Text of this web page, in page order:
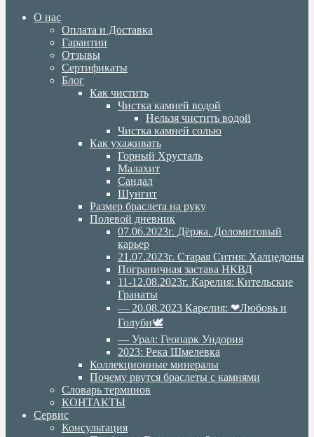
О нас
Оплата и Доставка
Гарантии
Отзывы
Сертификаты
Блог
Как чистить
Чистка камней водой
Нельзя чистить водой
Чистка камней солью
Как ухаживать
Горный Хрусталь
Малахит
Сандал
Шунгит
Размер браслета на руку
Полевой дневник
07.06.2023г. Дёржа. Доломитовый
карьер
21.07.2023г. Старая Ситня: Халцедоны
Пограничная застава НКВД
11-12.08.2023г. Карелия: Кительские
Гранаты
— 20.08.2023 Карелия: ❤Любовь и
Голуби🕊
— Урал: Геопарк Ундория
2023: Река Шмелевка
Коллекционные минералы
Почему рвутся браслеты с камнями
Словарь терминов
КОНТАКТЫ
Сервис
Консультация